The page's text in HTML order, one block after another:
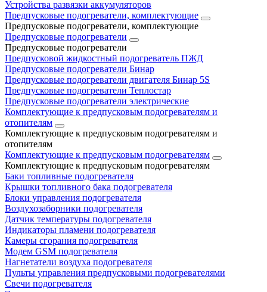
Устройства развязки аккумуляторов
Предпусковые подогреватели, комплектующие
Предпусковые подогреватели, комплектующие
Предпусковые подогреватели
Предпусковые подогреватели
Предпусковой жидкостный подогреватель ПЖД
Предпусковые подогреватели Бинар
Предпусковые подогреватели двигателя Бинар 5S
Предпусковые подогреватели Теплостар
Предпусковые подогреватели электрические
Комплектующие к предпусковым подогревателям и
отопителям
Комплектующие к предпусковым подогревателям и
отопителям
Комплектующие к предпусковым подогревателям
Комплектующие к предпусковым подогревателям
Баки топливные подогревателя
Крышки топливного бака подогревателя
Блоки управления подогревателя
Воздухозаборники подогревателя
Датчик температуры подогревателя
Индикаторы пламени подогревателя
Камеры сгорания подогревателя
Модем GSM подогревателя
Нагнетатели воздуха подогревателя
Пульты управления предпусковыми подогревателями
Свечи подогревателя